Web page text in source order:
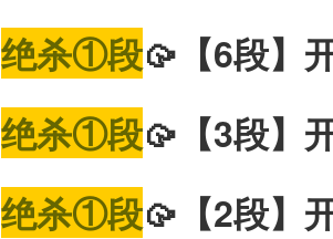
绝杀①段🥠【6段】
绝杀①段🥠【3段】
绝杀①段🥠【2段】